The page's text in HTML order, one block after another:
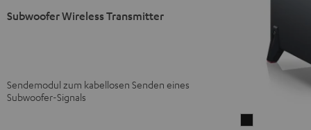
Subwoofer Wireless Transmitter
Sendemodul zum kabellosen Senden eines
Subwoofer-Signals